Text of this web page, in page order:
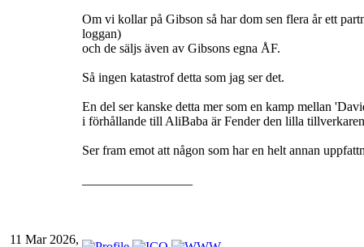
Om vi kollar på Gibson så har dom sen flera år ett
loggan)
och de säljs även av Gibsons egna ÅF.
Så ingen katastrof detta som jag ser det.
En del ser kanske detta mer som en kamp mellan
i förhållande till AliBaba är Fender den lilla
Ser fram emot att någon som har en helt annan
11 Mar 2026,